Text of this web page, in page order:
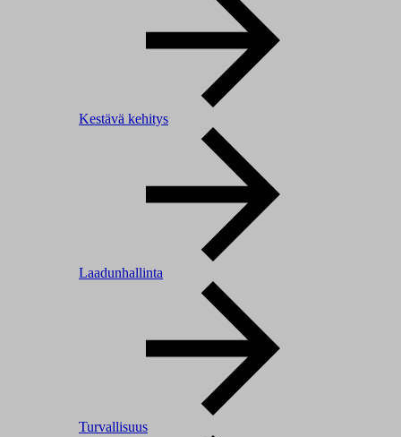
Kestävä kehitys
Laadunhallinta
Turvallisuus